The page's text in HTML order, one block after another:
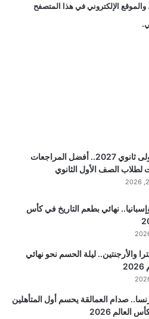
الإلكتروني في هذا المتصفح
مذكرات أولى ثانوي 2027.. أفضل المراجعات
لطلاب الصف الأول الثانوي
نهائي بطعم التاريخ في كأس
والأرجنتين.. ليلة الحسم نحو نهائي
صدام العمالقة يحسم أول المتأهلين
العالم 2026